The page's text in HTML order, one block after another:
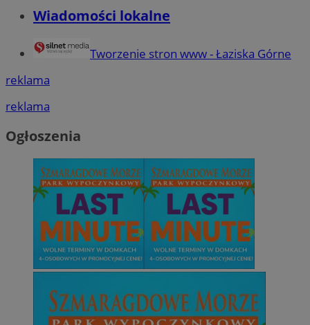
Wiadomości lokalne
Tworzenie stron www - Łaziska Górne
reklama
reklama
Ogłoszenia